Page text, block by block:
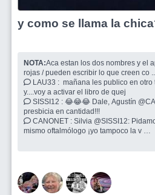
y como se llama la
NOTA:Aca estan los dos nombres y el
rojas / pueden escribir lo que creen co ..
LAU33 : mañana les publico en otro topico la foto ampliada,
y....voy a activar el libro de quej
SISSI12 : 😂😂😂 Dale, Agustín @CANONET, pidamos rebaja por
presbicia en cantidad!!!
CANONET : Silvia @SISSI12: Pidamos descuento y vayamos al
mismo oftalmólogo ¡yo tampoco la v